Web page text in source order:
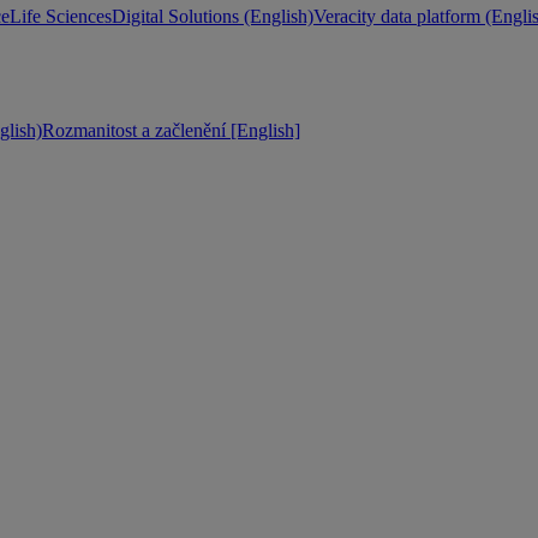
Life SciencesDigital Solutions (English)Veracity data platform
Rozmanitost a začlenění [English]